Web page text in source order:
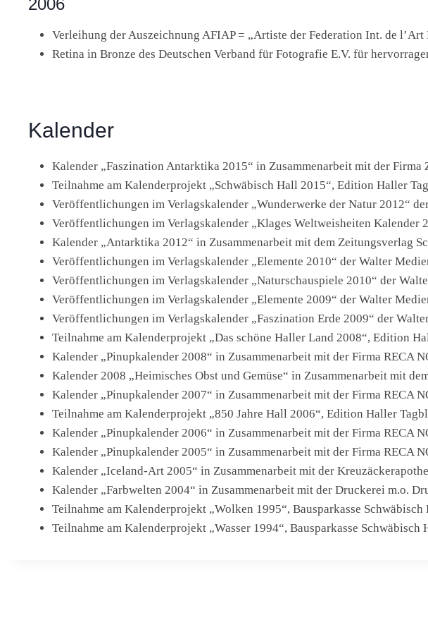
Verleihung der Auszeichnung AFIAP = „Artiste der Federation Int. de
Retina in Bronze des Deutschen Verband für Fotografie E.V. für
Kalender
Kalender „Faszination Antarktika 2015“ in Zusammenarbeit mit der Firma
Teilnahme am Kalenderprojekt „Schwäbisch Hall 2015“, Edition Haller
Veröffentlichungen im Verlagskalender „Wunderwerke der Natur 2012“
Veröffentlichungen im Verlagskalender „Klages Weltweisheiten Kalender
Kalender „Antarktika 2012“ in Zusammenarbeit mit dem Zeitungsverlag
Veröffentlichungen im Verlagskalender „Elemente 2010“ der Walter
Veröffentlichungen im Verlagskalender „Naturschauspiele 2010“ der
Veröffentlichungen im Verlagskalender „Elemente 2009“ der Walter
Veröffentlichungen im Verlagskalender „Faszination Erde 2009“ der
Teilnahme am Kalenderprojekt „Das schöne Haller Land 2008“, Edition
Kalender „Pinupkalender 2008“ in Zusammenarbeit mit der Firma RECA
Kalender 2008 „Heimisches Obst und Gemüse“ in Zusammenarbeit mit
Kalender „Pinupkalender 2007“ in Zusammenarbeit mit der Firma RECA
Teilnahme am Kalenderprojekt „850 Jahre Hall 2006“, Edition Haller
Kalender „Pinupkalender 2006“ in Zusammenarbeit mit der Firma RECA
Kalender „Pinupkalender 2005“ in Zusammenarbeit mit der Firma RECA
Kalender „Iceland-Art 2005“ in Zusammenarbeit mit der
Kalender „Farbwelten 2004“ in Zusammenarbeit mit der Druckerei m.o.
Teilnahme am Kalenderprojekt „Wolken 1995“, Bausparkasse Schwäbisch
Teilnahme am Kalenderprojekt „Wasser 1994“, Bausparkasse Schwäbisch